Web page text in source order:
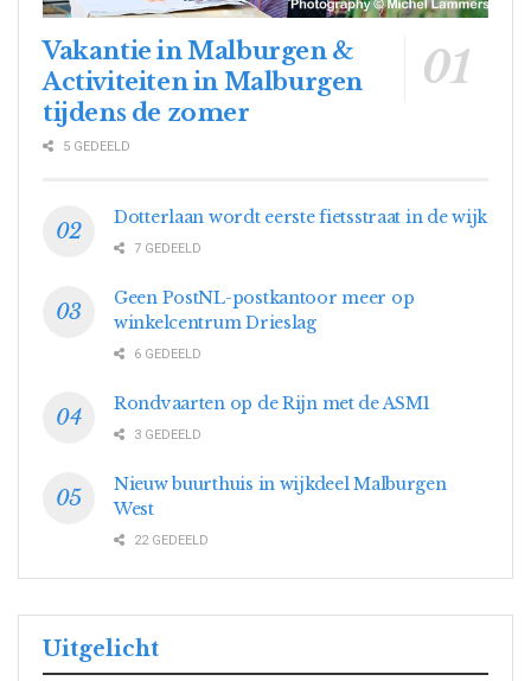
Vakantie in Malburgen &
Activiteiten in Malburgen
tijdens de zomer
5 GEDEELD
Dotterlaan wordt eerste fietsstraat in de wijk
7 GEDEELD
Geen PostNL-postkantoor meer op
winkelcentrum Drieslag
6 GEDEELD
Rondvaarten op de Rijn met de ASM1
3 GEDEELD
Nieuw buurthuis in wijkdeel Malburgen
West
22 GEDEELD
Uitgelicht